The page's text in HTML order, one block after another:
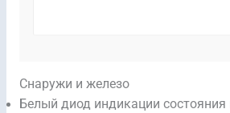
Снаружи и железо
Белый диод индикации состояния